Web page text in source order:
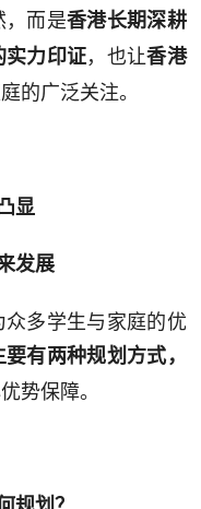
而是香港长期深耕
实力印证，也让香港
的广泛关注。
显
发展
多学生与家庭的优
有两种规划方式，
势保障。